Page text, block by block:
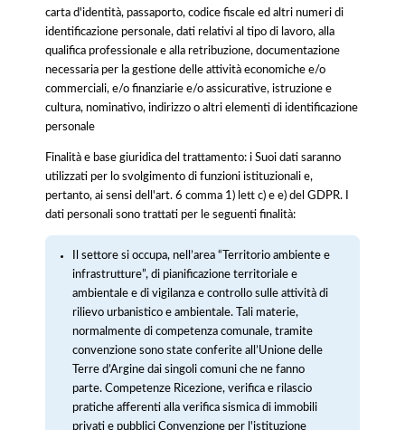
carta d'identità, passaporto, codice fiscale ed altri numeri di
identificazione personale, dati relativi al tipo di lavoro, alla
qualifica professionale e alla retribuzione, documentazione
necessaria per la gestione delle attività economiche e/o
commerciali, e/o finanziarie e/o assicurative, istruzione e
cultura, nominativo, indirizzo o altri elementi di identificazione
personale
Finalità e base giuridica del trattamento: i Suoi dati saranno
utilizzati per lo svolgimento di funzioni istituzionali e,
pertanto, ai sensi dell'art. 6 comma 1) lett c) e e) del GDPR. I
dati personali sono trattati per le seguenti finalità:
Il settore si occupa, nell’area “Territorio ambiente e
infrastrutture”, di pianificazione territoriale e
ambientale e di vigilanza e controllo sulle attività di
rilievo urbanistico e ambientale. Tali materie,
normalmente di competenza comunale, tramite
convenzione sono state conferite all’Unione delle
Terre d’Argine dai singoli comuni che ne fanno
parte. Competenze Ricezione, verifica e rilascio
pratiche afferenti alla verifica sismica di immobili
privati e pubblici Convenzione per l'istituzione